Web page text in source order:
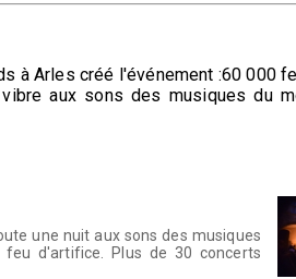
à Arles créé l'événement :60 000
aux sons des musiques du
une nuit aux sons des musiques
d'artifice. Plus de 30 concerts